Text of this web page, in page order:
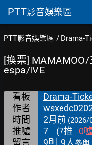
PTT影音娛樂區
PTT影音娛樂區 / Drama-
[換票]
espa/IVE
看板 Drama-
作者
時間 2月前 (2026/
推噓 7 (7推 0噓
留言
9則, 9人參與